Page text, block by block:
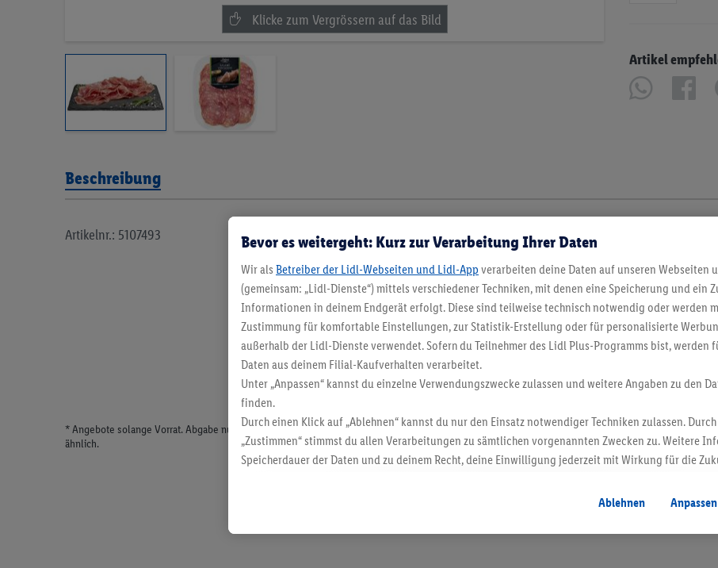
Artikel
Beschreibung
Artikelnr.: 5107493
* Angebote solange Vorrat. Abgabe nur in haushaltsüblichen Mengen. Verkauf ohne Dekoration. Die hier beworbenen Produkte, vor allem
ähnlich.
Bevor es weitergeht: Kurz zur Verarbeitung Ihrer Daten
Wir als Betreiber der Lidl-Webseiten und Lidl-App verarbeiten deine Daten auf unseren Webseiten
(gemeinsam: „Lidl-Dienste“) mittels verschiedener Techniken, mit denen eine Speicherung und ein
Informationen in deinem Endgerät erfolgt. Diese sind teilweise technisch notwendig oder werden
Zustimmung für komfortable Einstellungen, zur Statistik-Erstellung oder für personalisierte
außerhalb der Lidl-Dienste verwendet. Sofern du Teilnehmer des Lidl Plus-Programms bist, werden
Daten aus deinem Filial-Kaufverhalten verarbeitet.
Unter „Anpassen“ kannst du einzelne Verwendungszwecke zulassen und weitere Angaben zu den
finden.
Durch einen Klick auf „Ablehnen“ kannst du nur den Einsatz notwendiger Techniken zulassen.
„Zustimmen“ stimmst du allen Verarbeitungen zu sämtlichen vorgenannten Zwecken zu. Weitere
Speicherdauer der Daten und zu deinem Recht, deine Einwilligung jederzeit mit Wirkung für die
Ablehnen
Anpassen